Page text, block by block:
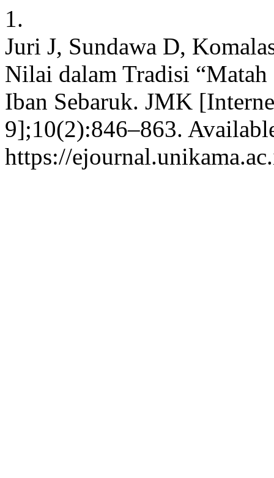
1.
Juri J, Sundawa D,
Nilai dalam Tradisi “Matah
Iban Sebaruk. JMK
9];10(2):846–863.
https://